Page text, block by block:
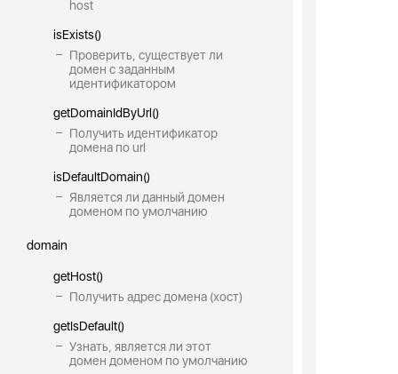
host
isExists()
Проверить, существует ли
домен с заданным
идентификатором
getDomainIdByUrl()
Получить идентификатор
домена по url
isDefaultDomain()
Является ли данный домен
доменом по умолчанию
domain
getHost()
Получить адрес домена (хост)
getIsDefault()
Узнать, является ли этот
домен доменом по умолчанию